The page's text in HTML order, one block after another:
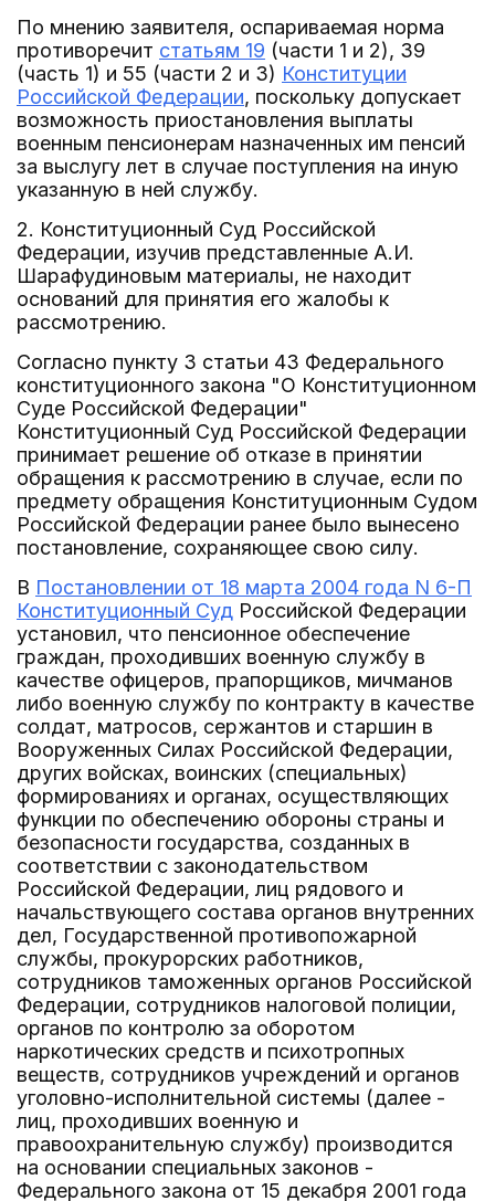
По мнению заявителя, оспариваемая норма
противоречит статьям 19 (части 1 и 2), 39
(часть 1) и 55 (части 2 и 3) Конституции
Российской Федерации, поскольку допускает
возможность приостановления выплаты
военным пенсионерам назначенных им пенсий
за выслугу лет в случае поступления на иную
указанную в ней службу.
2. Конституционный Суд Российской
Федерации, изучив представленные А.И.
Шарафудиновым материалы, не находит
оснований для принятия его жалобы к
рассмотрению.
Согласно пункту 3 статьи 43 Федерального
конституционного закона "О Конституционном
Суде Российской Федерации"
Конституционный Суд Российской Федерации
принимает решение об отказе в принятии
обращения к рассмотрению в случае, если по
предмету обращения Конституционным Судом
Российской Федерации ранее было вынесено
постановление, сохраняющее свою силу.
В Постановлении от 18 марта 2004 года N 6-П
Конституционный Суд Российской Федерации
установил, что пенсионное обеспечение
граждан, проходивших военную службу в
качестве офицеров, прапорщиков, мичманов
либо военную службу по контракту в качестве
солдат, матросов, сержантов и старшин в
Вооруженных Силах Российской Федерации,
других войсках, воинских (специальных)
формированиях и органах, осуществляющих
функции по обеспечению обороны страны и
безопасности государства, созданных в
соответствии с законодательством
Российской Федерации, лиц рядового и
начальствующего состава органов внутренних
дел, Государственной противопожарной
службы, прокурорских работников,
сотрудников таможенных органов Российской
Федерации, сотрудников налоговой полиции,
органов по контролю за оборотом
наркотических средств и психотропных
веществ, сотрудников учреждений и органов
уголовно-исполнительной системы (далее -
лиц, проходивших военную и
правоохранительную службу) производится
на основании специальных законов -
Федерального закона от 15 декабря 2001 года